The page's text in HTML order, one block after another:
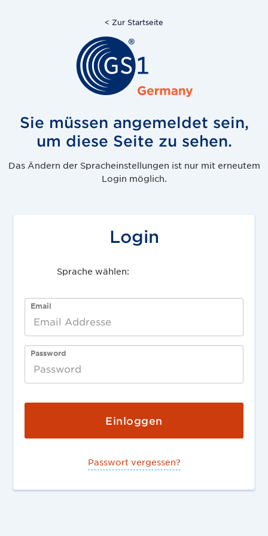
< Zur Startseite
Sie müssen angemeldet sein,
um diese Seite zu sehen.
Das Ändern der Spracheinstellungen ist nur mit erneutem
Login möglich.
Login
Sprache wählen:
Email
Password
Passwort vergessen?